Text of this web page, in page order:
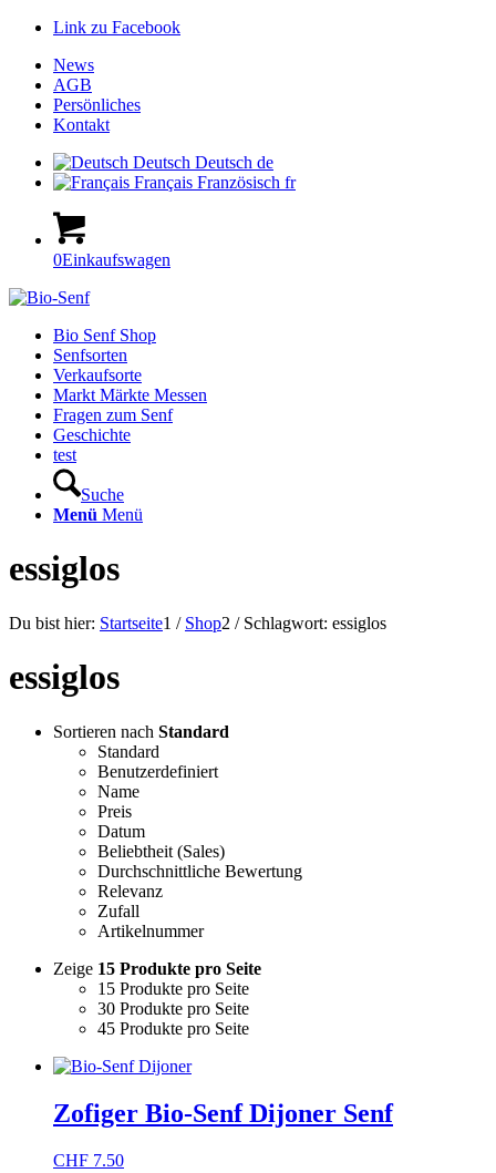
Link zu Facebook
News
AGB
Persönliches
Kontakt
Deutsch Deutsch de
Français Französisch fr
0Einkaufswagen
Hauptnavigation
Bio Senf Shop
Senfsorten
Verkaufsorte
Markt Märkte Messen
Fragen zum Senf
Geschichte
test
Suche
Menü Menü
essiglos
Du bist hier: Startseite1 / Shop2 / Schlagwort: essiglos
essiglos
Sortieren nach Standard
Standard
Benutzerdefiniert
Name
Preis
Datum
Beliebtheit (Sales)
Durchschnittliche Bewertung
Relevanz
Zufall
Artikelnummer
Zeige 15 Produkte pro Seite
15 Produkte pro Seite
30 Produkte pro Seite
45 Produkte pro Seite
Zofiger Bio-Senf Dijoner Senf
CHF 7.50